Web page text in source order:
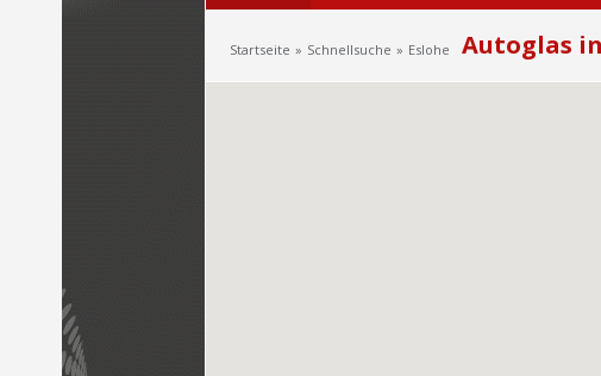
Startseite Schnellsuche Eslohe Autoglas